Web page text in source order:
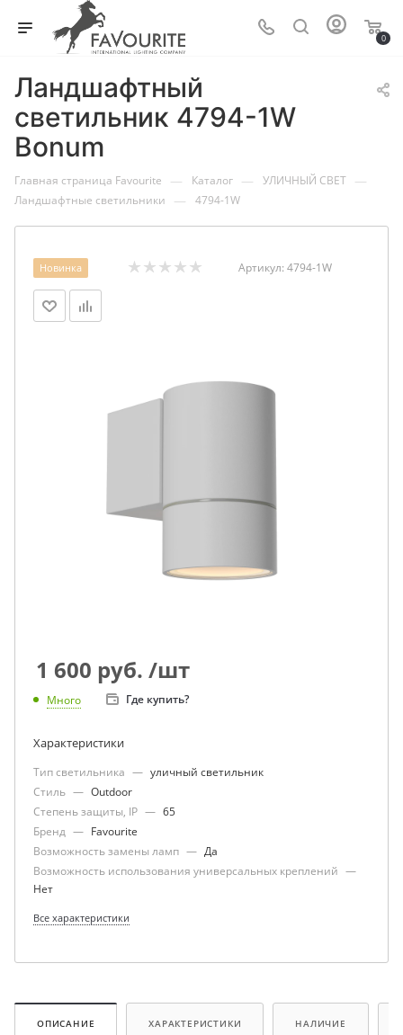
0
Ландшафтный
светильник 4794-1W
Bonum
Главная страница Favourite — Каталог — УЛИЧНЫЙ СВЕТ —
Ландшафтные светильники — 4794-1W
Новинка Артикул: 4794-1W
1 600 руб. /шт
Много Где купить?
Характеристики
Тип светильника — уличный светильник
Стиль — Outdoor
Степень защиты, IP — 65
Бренд — Favourite
Возможность замены ламп — Да
Возможность использования универсальных креплений —
Нет
Все характеристики
ОПИСАНИЕ ХАРАКТЕРИСТИКИ НАЛИЧИЕ